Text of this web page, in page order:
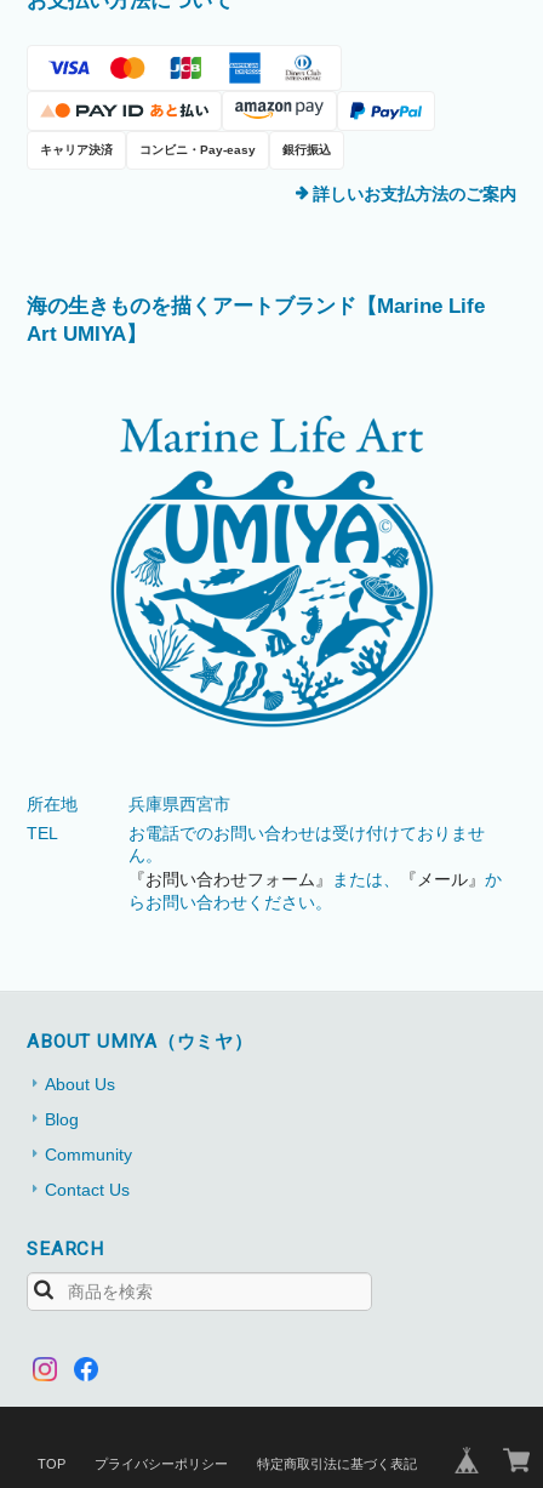
キャリア決済 コンビニ・Pay-easy 銀行振込
詳しいお支払方法のご案内
海の生きものを描くアートブランド【Marine Life
Art UMIYA】
所在地
兵庫県西宮市
TEL
お電話でのお問い合わせは受け付けておりませ
ん。
『お問い合わせフォーム』
または、 『メール』か
らお問い合わせください。
ABOUT UMIYA（ウミヤ）
About Us
Blog
Community
Contact Us
SEARCH
TOP プライバシーポリシー 特定商取引法に基づく表記